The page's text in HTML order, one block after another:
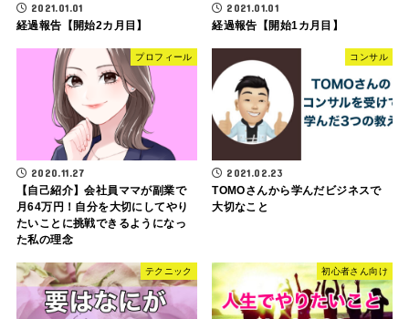
2021.01.01
経過報告【開始2カ月目】
2021.01.01
経過報告【開始1カ月目】
プロフィール
2020.11.27
【自己紹介】会社員ママが副業で
月64万円！自分を大切にしてやり
たいことに挑戦できるようになっ
た私の理念
コンサル
2021.02.23
TOMOさんから学んだビジネスで
大切なこと
テクニック 初心者さん向け